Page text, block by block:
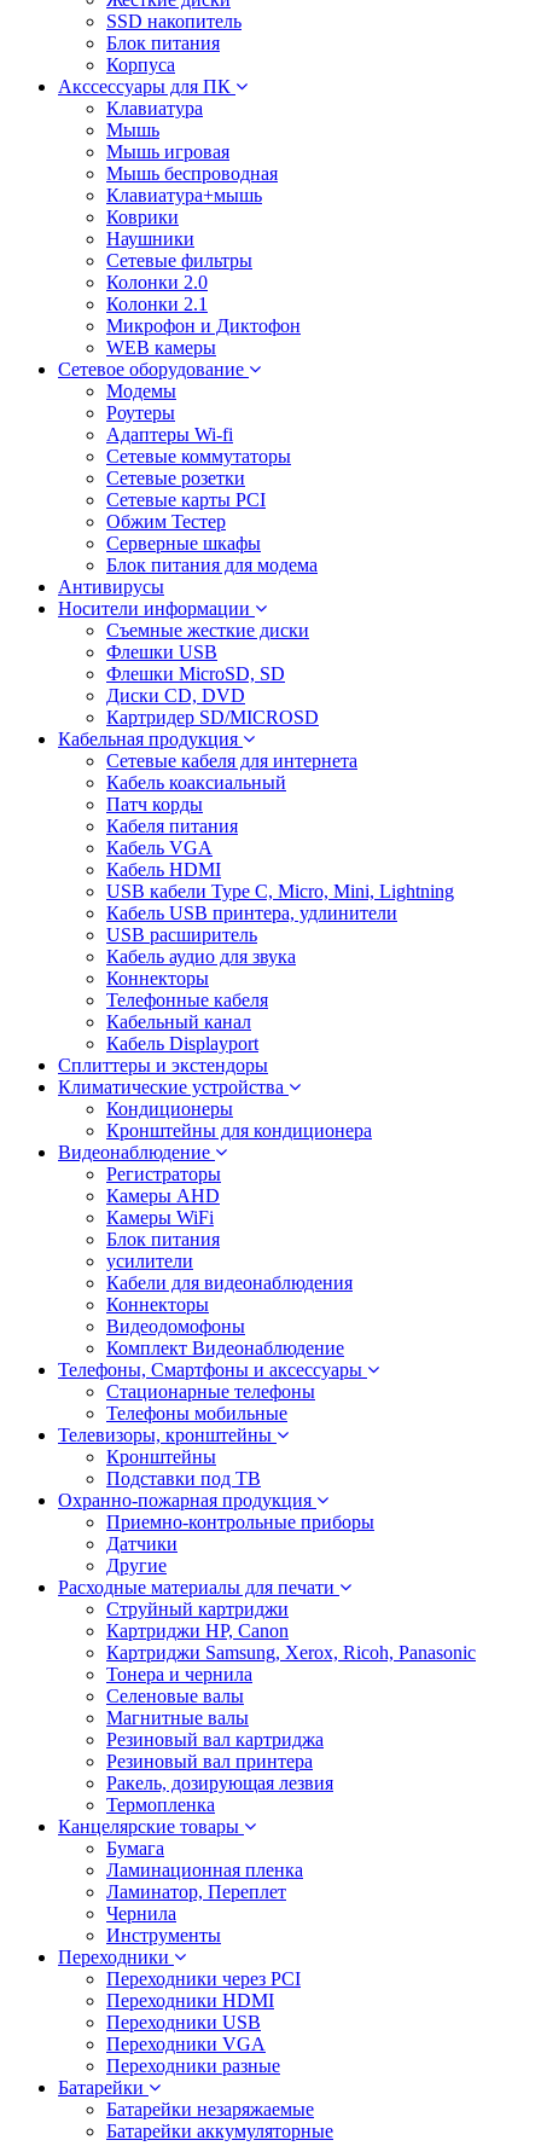
SSD накопитель
Блок питания
Корпуса
Акссессуары для ПК
Клавиатура
Мышь
Мышь игровая
Мышь беспроводная
Клавиатура+мышь
Коврики
Наушники
Сетевые фильтры
Колонки 2.0
Колонки 2.1
Микрофон и Диктофон
WEB камеры
Сетевое оборудование
Модемы
Роутеры
Адаптеры Wi-fi
Сетевые коммутаторы
Сетевые розетки
Сетевые карты PCI
Обжим Тестер
Серверные шкафы
Блок питания для модема
Антивирусы
Носители информации
Съемные жесткие диски
Флешки USB
Флешки MicroSD, SD
Диски CD, DVD
Картридер SD/MICROSD
Кабельная продукция
Сетевые кабеля для интернета
Кабель коаксиальный
Патч корды
Кабеля питания
Кабель VGA
Кабель HDMI
USB кабели Type C, Micro, Mini, Lightning
Кабель USB принтера, удлинители
USB расширитель
Кабель аудио для звука
Коннекторы
Телефонные кабеля
Кабельный канал
Кабель Displayport
Сплиттеры и экстендоры
Климатические устройства
Кондиционеры
Кронштейны для кондиционера
Видеонаблюдение
Регистраторы
Камеры AHD
Камеры WiFi
Блок питания
усилители
Кабели для видеонаблюдения
Коннекторы
Видеодомофоны
Комплект Видеонаблюдение
Телефоны, Смартфоны и аксессуары
Стационарные телефоны
Телефоны мобильные
Телевизоры, кронштейны
Кронштейны
Подставки под ТВ
Охранно-пожарная продукция
Приемно-контрольные приборы
Датчики
Другие
Расходные материалы для печати
Струйный картриджи
Картриджи HP, Canon
Картриджи Samsung, Xerox, Ricoh, Panasonic
Тонера и чернила
Селеновые валы
Магнитные валы
Резиновый вал картриджа
Резиновый вал принтера
Ракель, дозирующая лезвия
Термопленка
Канцелярские товары
Бумага
Ламинационная пленка
Ламинатор, Переплет
Чернила
Инструменты
Переходники
Переходники через PCI
Переходники HDMI
Переходники USB
Переходники VGA
Переходники разные
Батарейки
Батарейки незаряжаемые
Батарейки аккумуляторные